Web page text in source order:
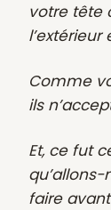
votre tête
Comme
ils
Et, ce fut
faire